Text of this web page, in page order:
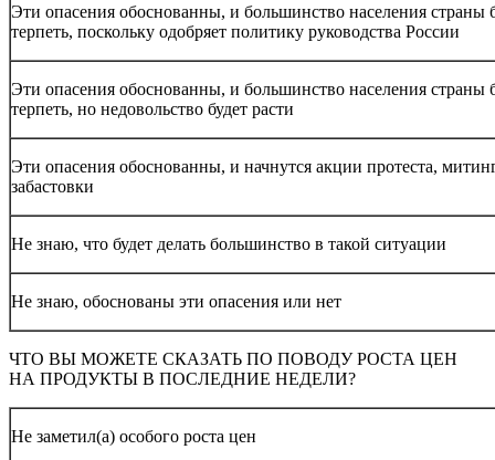
Эти опасения обоснованны, и большинство населения страны
терпеть, поскольку одобряет политику руководства России
Эти опасения обоснованны, и большинство населения страны
терпеть, но недовольство будет расти
Эти опасения обоснованны, и начнутся акции протеста,
забастовки
Не знаю, что будет делать большинство в такой ситуации
Не знаю, обоснованы эти опасения или нет
ЧТО ВЫ МОЖЕТЕ СКАЗАТЬ ПО ПОВОДУ РОСТА ЦЕН
НА ПРОДУКТЫ В ПОСЛЕДНИЕ НЕДЕЛИ?
Не заметил(а) особого роста цен